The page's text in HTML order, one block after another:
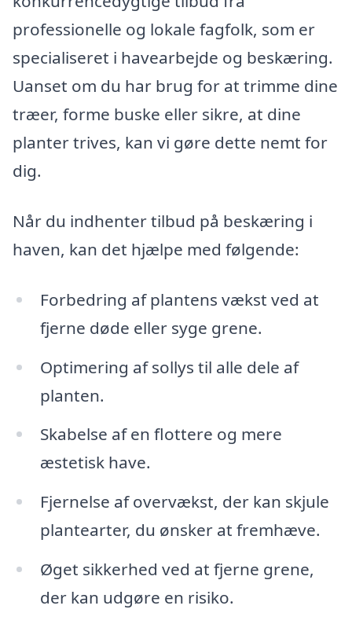
professionelle og lokale fagfolk, som er
specialiseret i havearbejde og beskæring.
Uanset om du har brug for at trimme dine
træer, forme buske eller sikre, at dine
planter trives, kan vi gøre dette nemt for
dig.
Når du indhenter tilbud på beskæring i
haven, kan det hjælpe med følgende:
Forbedring af plantens vækst ved at
fjerne døde eller syge grene.
Optimering af sollys til alle dele af
planten.
Skabelse af en flottere og mere
æstetisk have.
Fjernelse af overvækst, der kan skjule
plantearter, du ønsker at fremhæve.
Øget sikkerhed ved at fjerne grene,
der kan udgøre en risiko.